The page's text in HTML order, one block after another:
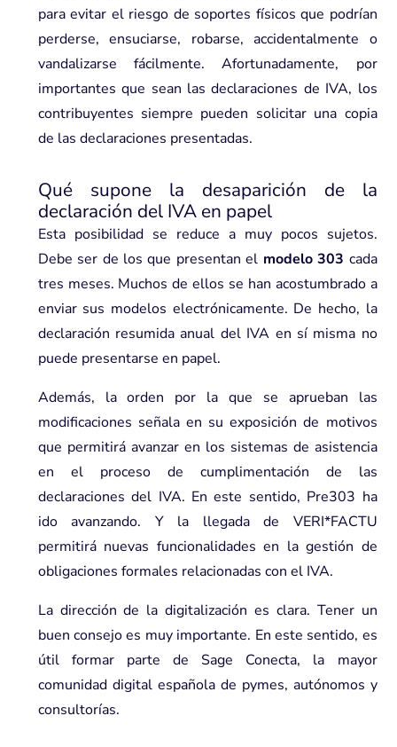
para evitar el riesgo de soportes físicos que podrían
perderse, ensuciarse, robarse, accidentalmente o
vandalizarse fácilmente. Afortunadamente, por
importantes que sean las declaraciones de IVA, los
contribuyentes siempre pueden solicitar una copia
de las declaraciones presentadas.
Qué supone la desaparición de la
declaración del IVA en papel
Esta posibilidad se reduce a muy pocos sujetos.
Debe ser de los que presentan el modelo 303 cada
tres meses. Muchos de ellos se han acostumbrado a
enviar sus modelos electrónicamente. De hecho, la
declaración resumida anual del IVA en sí misma no
puede presentarse en papel.
Además, la orden por la que se aprueban las
modificaciones señala en su exposición de motivos
que permitirá avanzar en los sistemas de asistencia
en el proceso de cumplimentación de las
declaraciones del IVA. En este sentido, Pre303 ha
ido avanzando. Y la llegada de VERI*FACTU
permitirá nuevas funcionalidades en la gestión de
obligaciones formales relacionadas con el IVA.
La dirección de la digitalización es clara. Tener un
buen consejo es muy importante. En este sentido, es
útil formar parte de Sage Conecta, la mayor
comunidad digital española de pymes, autónomos y
consultorías.